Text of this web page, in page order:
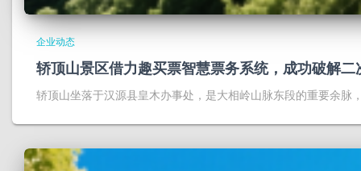
企业动态
轿顶山景区借力趣买票智慧票务系统，成功破解
轿顶山坐落于汉源县皇木办事处，是大相岭山脉东段的重要余脉